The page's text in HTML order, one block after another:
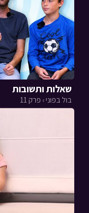
שאלות ותשובות
בול בפוני › פרק 11